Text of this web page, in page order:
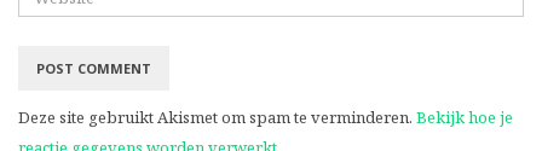
Deze site gebruikt Akismet om spam te verminderen. Bekijk hoe je